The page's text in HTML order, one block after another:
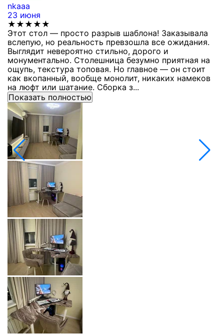
nkaaa
23 июня
★★★★★
Этот стол — просто разрыв шаблона! Заказывала
вслепую, но реальность превзошла все ожидания.
Выглядит невероятно стильно, дорого и
монументально. Столешница безумно приятная на
ощупь, текстура топовая. Но главное — он стоит
как вкопанный, вообще монолит, никаких намеков
на люфт или шатание. Сборка з...
Показать полностью